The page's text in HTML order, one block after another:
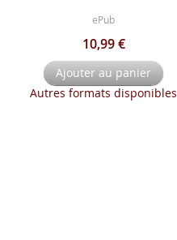
ePub
10,99 €
Ajouter au panier
Autres formats disponibles